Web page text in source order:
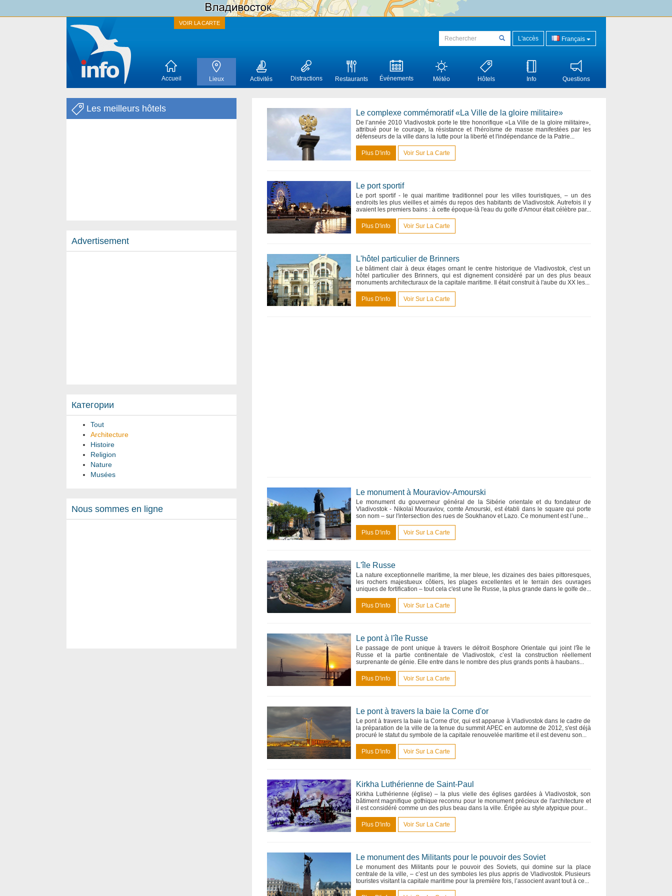
VOIR LA CARTE
L'accès Français
Accueil Lieux Activités Distractions Restaurants Événements Météo Hôtels Info Questions
Les meilleurs hôtels
Advertisement
Категории
Tout
Architecture
Histoire
Religion
Nature
Musées
Nous sommes en ligne
Le complexe commémoratif «La Ville de la gloire militaire»
De l’année 2010 Vladivostok porte le titre honorifique «La Ville de la gloire militaire»,
attribué pour le courage, la résistance et l'héroïsme de masse manifestées par les
défenseurs de la ville dans la lutte pour la liberté et l'indépendance de la Patrie...
Plus D'info Voir Sur La Carte
Le port sportif
Le port sportif - le quai maritime traditionnel pour les villes touristiques, – un des
endroits les plus vieilles et aimés du repos des habitants de Vladivostok. Autrefois il y
avaient les premiers bains : à cette époque-là l'eau du golfe d'Amour était célèbre par...
Plus D'info Voir Sur La Carte
L'hôtel particulier de Brinners
Le bâtiment clair à deux étages ornant le centre historique de Vladivostok, c'est un
hôtel particulier des Brinners, qui est dignement considéré par un des plus beaux
monuments architecturaux de la capitale maritime. Il était construit à l'aube du ХХ les...
Plus D'info Voir Sur La Carte
Le monument à Mouraviov-Amourski
Le monument du gouverneur général de la Sibérie orientale et du fondateur de
Vladivostok - Nikolaï Mouraviov, comte Amourski, est établi dans le square qui porte
son nom – sur l'intersection des rues de Soukhanov et Lazo. Ce monument est l’une...
Plus D'info Voir Sur La Carte
L'île Russe
La nature exceptionnelle maritime, la mer bleue, les dizaines des baies pittoresques,
les rochers majestueux côtiers, les plages excellentes et le terrain des ouvrages
uniques de fortification – tout cela c'est une île Russe, la plus grande dans le golfe de...
Plus D'info Voir Sur La Carte
Le pont à l'île Russe
Le passage de pont unique à travers le détroit Bosphore Orientale qui joint l'île le
Russe et la partie continentale de Vladivostok, c’est la construction réellement
surprenante de génie. Elle entre dans le nombre des plus grands ponts à haubans...
Plus D'info Voir Sur La Carte
Le pont à travers la baie la Corne d'or
Le pont à travers la baie la Corne d'or, qui est apparue à Vladivostok dans le cadre de
la préparation de la ville de la tenue du summit APEC en automne de 2012, s'est déjà
procuré le statut du symbole de la capitale renouvelée maritime et il est devenu son...
Plus D'info Voir Sur La Carte
Kirkha Luthérienne de Saint-Paul
Kirkha Luthérienne (église) – la plus vielle des églises gardées à Vladivostok, son
bâtiment magnifique gothique reconnu pour le monument précieux de l'architecture et
il est considéré comme un des plus beau dans la ville. Érigée au style atypique pour...
Plus D'info Voir Sur La Carte
Le monument des Militants pour le pouvoir des Soviet
Le monument des Militants pour le pouvoir des Soviets, qui domine sur la place
centrale de la ville, – c’est un des symboles les plus appris de Vladivostok. Plusieurs
touristes visitant la capitale maritime pour la première fois, l’associent avant tout à ce...